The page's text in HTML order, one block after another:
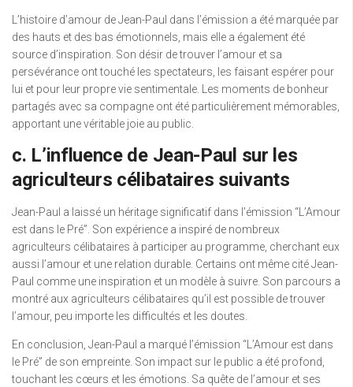
L’histoire d’amour de Jean-Paul dans l’émission a été marquée par
des hauts et des bas émotionnels, mais elle a également été
source d’inspiration. Son désir de trouver l’amour et sa
persévérance ont touché les spectateurs, les faisant espérer pour
lui et pour leur propre vie sentimentale. Les moments de bonheur
partagés avec sa compagne ont été particulièrement mémorables,
apportant une véritable joie au public.
c. L’influence de Jean-Paul sur les
agriculteurs célibataires suivants
Jean-Paul a laissé un héritage significatif dans l’émission “L’Amour
est dans le Pré”. Son expérience a inspiré de nombreux
agriculteurs célibataires à participer au programme, cherchant eux
aussi l’amour et une relation durable. Certains ont même cité Jean-
Paul comme une inspiration et un modèle à suivre. Son parcours a
montré aux agriculteurs célibataires qu’il est possible de trouver
l’amour, peu importe les difficultés et les doutes.
En conclusion, Jean-Paul a marqué l’émission “L’Amour est dans
le Pré” de son empreinte. Son impact sur le public a été profond,
touchant les cœurs et les émotions. Sa quête de l’amour et ses